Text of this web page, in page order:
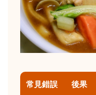
常見錯誤 後果